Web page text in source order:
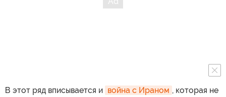
В этот ряд вписывается и война с Ираном , которая не